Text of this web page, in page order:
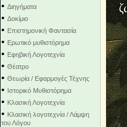
• Διηγήματα
• Δοκίμιο
• Επιστημονική Φαντασία
• Ερωτικό μυθιστόρημα
• Εφηβική Λογοτεχνία
• Θέατρο
• Θεωρία / Εφαρμογές Τέχνης
• Ιστορικό Μυθιστόρημα
• Κλασική Λογοτεχνία
• Κλασική λογοτεχνία / Λάμψη
του Λόγου